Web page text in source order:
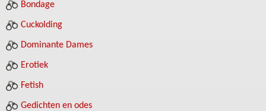
Bondage
Cuckolding
Dominante Dames
Erotiek
Fetish
Gedichten en odes